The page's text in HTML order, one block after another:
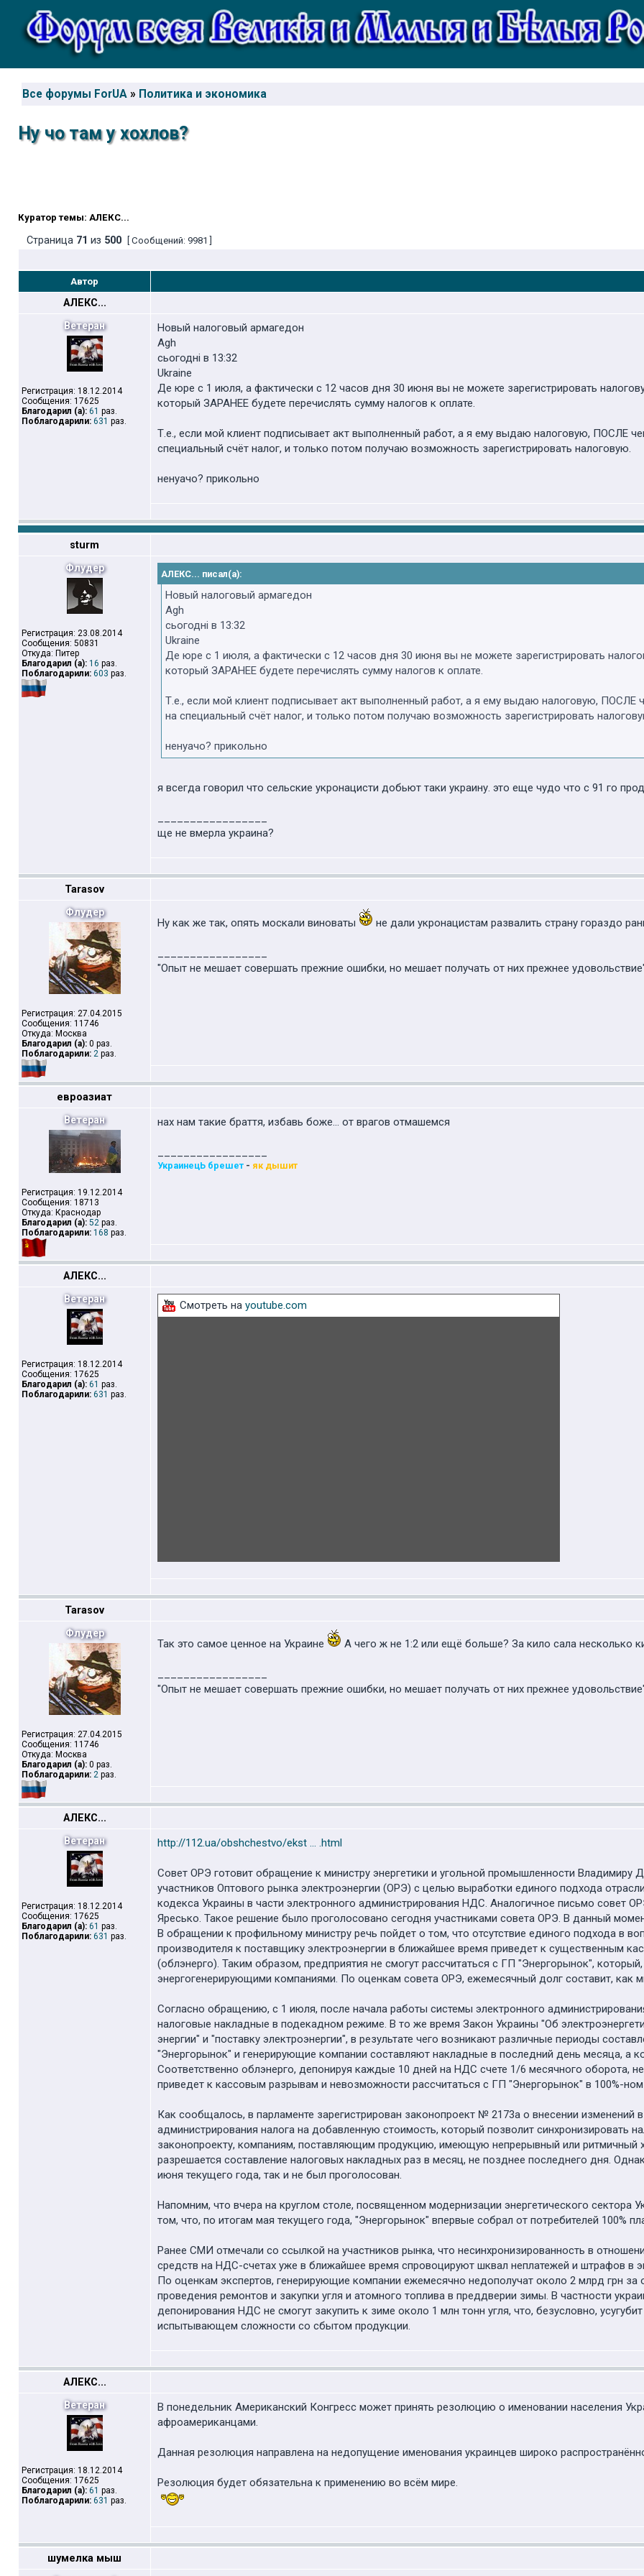
Все форумы ForUA » Политика и экономика
Ну чо там у хохлов?
Куратор темы: АЛЕКС...
Страница 71 из 500 [ Сообщений: 9981 ]
Автор
АЛЕКС...
Ветеран
Регистрация: 18.12.2014
Сообщения: 17625
Благодарил (а): 61 раз.
Поблагодарили: 631 раз.
Новый налоговый армагедон
Agh
cьогодні в 13:32
Ukraine
Де юре с 1 июля, а фактически с 12 часов дня 30 июня вы не можете зарегистрировать
который ЗАРАНЕЕ будете перечислять сумму налогов к оплате.
Т.е., если мой клиент подписывает акт выполненный работ, а я ему выдаю налоговую, ПОСЛЕ
специальный счёт налог, и только потом получаю возможность зарегистрировать налоговую.
ненуачо? прикольно
sturm
Флудер
Регистрация: 23.08.2014
Сообщения: 50831
Откуда: Питер
Благодарил (а): 16 раз.
Поблагодарили: 603 раз.
АЛЕКС... писал(а):
Новый налоговый армагедон
Agh
cьогодні в 13:32
Ukraine
Де юре с 1 июля, а фактически с 12 часов дня 30 июня вы не можете зарегистрировать
который ЗАРАНЕЕ будете перечислять сумму налогов к оплате.
Т.е., если мой клиент подписывает акт выполненный работ, а я ему выдаю налоговую, ПОСЛЕ
на специальный счёт налог, и только потом получаю возможность зарегистрировать
ненуачо? прикольно
я всегда говорил что сельские укронацисти добьют таки украину. это еще чудо что с 91 го
ще не вмерла украина?
Tarasov
Флудер
Регистрация: 27.04.2015
Сообщения: 11746
Откуда: Москва
Благодарил (а): 0 раз.
Поблагодарили: 2 раз.
Ну как же так, опять москали виноваты не дали укронацистам развалить страну гораздо
"Опыт не мешает совершать прежние ошибки, но мешает получать от них прежнее
евроазиат
Ветеран
Регистрация: 19.12.2014
Сообщения: 18713
Откуда: Краснодар
Благодарил (а): 52 раз.
Поблагодарили: 168 раз.
нах нам такие браття, избавь боже... от врагов отмашемся
УкраинецЬ брешет - як дышит
АЛЕКС...
Ветеран
Регистрация: 18.12.2014
Сообщения: 17625
Благодарил (а): 61 раз.
Поблагодарили: 631 раз.
Смотреть на youtube.com
Tarasov
Флудер
Регистрация: 27.04.2015
Сообщения: 11746
Откуда: Москва
Благодарил (а): 0 раз.
Поблагодарили: 2 раз.
Так это самое ценное на Украине А чего ж не 1:2 или ещё больше? За кило сала несколько
"Опыт не мешает совершать прежние ошибки, но мешает получать от них прежнее
АЛЕКС...
Ветеран
Регистрация: 18.12.2014
Сообщения: 17625
Благодарил (а): 61 раз.
Поблагодарили: 631 раз.
http://112.ua/obshchestvo/ekst ... .html
Совет ОРЭ готовит обращение к министру энергетики и угольной промышленности
участников Оптового рынка электроэнергии (ОРЭ) с целью выработки единого подхода
кодекса Украины в части электронного администрирования НДС. Аналогичное письмо совет
Яресько. Такое решение было проголосовано сегодня участниками совета ОРЭ. В данный
В обращении к профильному министру речь пойдет о том, что отсутствие единого подхода в
производителя к поставщику электроэнергии в ближайшее время приведет к существенным
(облэнерго). Таким образом, предприятия не смогут рассчитаться с ГП "Энергорынок",
энергогенерирующими компаниями. По оценкам совета ОРЭ, ежемесячный долг составит, как
Согласно обращению, с 1 июля, после начала работы системы электронного
налоговые накладные в подекадном режиме. В то же время Закон Украины "Об
энергии" и "поставку электроэнергии", в результате чего возникают различные периоды
"Энергорынок" и генерирующие компании составляют накладные в последний день месяца, а
Соответственно облэнерго, депонируя каждые 10 дней на НДС счете 1/6 месячного оборота,
приведет к кассовым разрывам и невозможности рассчитаться с ГП "Энергорынок" в 100%-
Как сообщалось, в парламенте зарегистрирован законопроект № 2173а о внесении
администрирования налога на добавленную стоимость, который позволит синхронизировать
законопроекту, компаниям, поставляющим продукцию, имеющую непрерывный или ритмичный
разрешается составление налоговых накладных раз в месяц, не позднее последнего дня.
июня текущего года, так и не был проголосован.
Напомним, что вчера на круглом столе, посвященном модернизации энергетического
том, что, по итогам мая текущего года, "Энергорынок" впервые собрал от потребителей 100%
Ранее СМИ отмечали со ссылкой на участников рынка, что несинхронизированность в
средств на НДС-счетах уже в ближайшее время спровоцируют шквал неплатежей и штрафов в
По оценкам экспертов, генерирующие компании ежемесячно недополучат около 2 млрд грн
проведения ремонтов и закупки угля и атомного топлива в преддверии зимы. В частности
депонирования НДС не смогут закупить к зиме около 1 млн тонн угля, что, безусловно,
испытывающем сложности со сбытом продукции.
АЛЕКС...
Ветеран
Регистрация: 18.12.2014
Сообщения: 17625
Благодарил (а): 61 раз.
Поблагодарили: 631 раз.
В понедельник Американский Конгресс может принять резолюцию о именовании населения
афроамериканцами.
Данная резолюция направлена на недопущение именования украинцев широко
Резолюция будет обязательна к применению во всём мире.
шумелка мыш